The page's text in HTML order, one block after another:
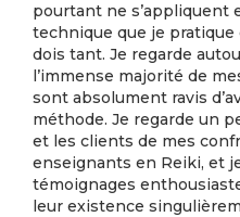
pourtant ne s’appliquent
technique que je
dois tant. Je regarde
l’immense majorité de
sont absolument ravis
méthode. Je regarde un
et les clients de mes
enseignants en Reiki, et
témoignages
leur existence